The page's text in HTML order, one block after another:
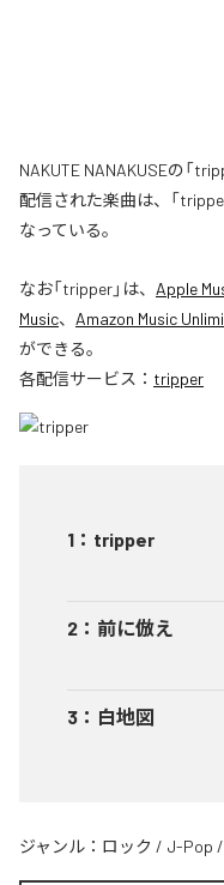
NAKUTE NANAKUSEの「
配信された楽曲は、「
なっている。
なお「tripper」は、 Apple
Music、 Amazon Music
ができる。
各配信サービス： tripper
1 ： tripper
2 ： 前に倣え
3 ： 白地図
ジャンル： ロック / J-Pop /